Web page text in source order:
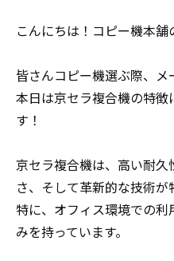
こんにちは！コピー機本
皆さんコピー機選ぶ際、メ
本日は京セラ複合機の特徴
す！
京セラ複合機は、高い耐
さ、そして革新的な技術が
特に、オフィス環境での
みを持っています。